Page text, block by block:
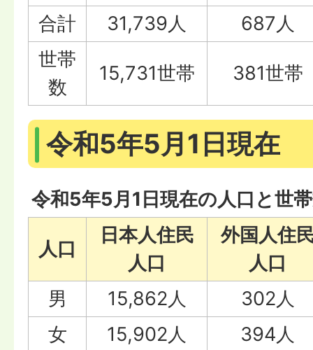
合計
31,739人
687人
世帯
数
15,731世帯 381世帯
令和5年5月1日現在
令和5年5月1日現在の人口と世
人口
日本人住民
人口
外国人住
人口
男
15,862人
302人
女
15,902人
394人